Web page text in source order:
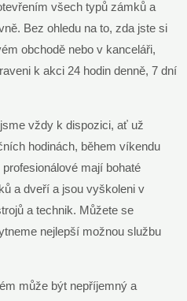
všech typů zámků a
Bez ohledu na to, zda jste si
obchodě nebo v kanceláři,
k akci 24 hodin denně, 7 dní
vždy k dispozici, ať už
hodinách, během víkendu
mají bohaté
a dveří a jsou vyškoleni v
a technik. Můžete se
nejlepší možnou službu
může být nepříjemný a